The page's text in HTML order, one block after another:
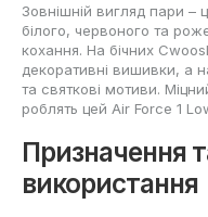
Зовнішній вигляд пари –
білого, червоного та
кохання. На бічних
декоративні вишивки, а
та святкові мотиви.
роблять цей Air Force 1
Призначення
використання